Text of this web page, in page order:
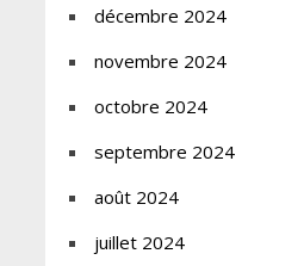
décembre 2024
novembre 2024
octobre 2024
septembre 2024
août 2024
juillet 2024